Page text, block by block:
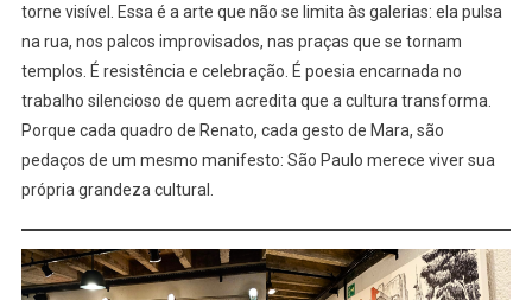
torne visível. Essa é a arte que não se limita às galerias: ela pulsa
na rua, nos palcos improvisados, nas praças que se tornam
templos. É resistência e celebração. É poesia encarnada no
trabalho silencioso de quem acredita que a cultura transforma.
Porque cada quadro de Renato, cada gesto de Mara, são
pedaços de um mesmo manifesto: São Paulo merece viver sua
própria grandeza cultural.